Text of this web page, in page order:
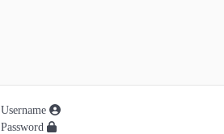
Username
Password